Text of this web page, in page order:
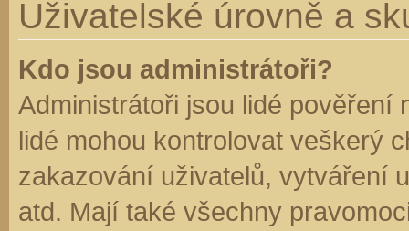
Uživatelské úrovně a
Kdo jsou administrátoři?
Administrátoři jsou lidé pověření
lidé mohou kontrolovat veškerý
zakazování uživatelů, vytváření
atd. Mají také všechny